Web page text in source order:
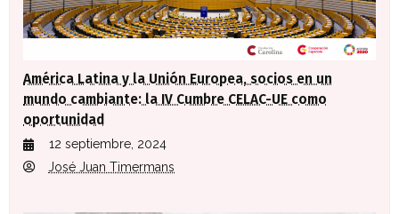
América Latina y la Unión Europea, socios en un
mundo cambiante: la IV Cumbre CELAC-UE como
oportunidad
12 septiembre, 2024
José Juan Timermans